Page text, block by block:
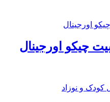
چیکو اورجینال